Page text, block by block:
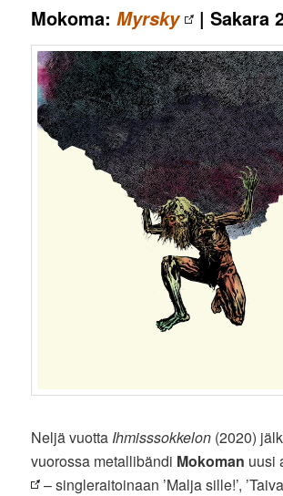
Mokoma:Myrsky | Sakara
Neljä vuotta Ihmisssokkelon (2020)
vuorossa metallibändi Mokoman uusi
– singleraitoinaan ’Malja sille!’,